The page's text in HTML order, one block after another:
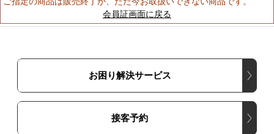
会員証画面に戻る
お困り解決サービス
接客予約